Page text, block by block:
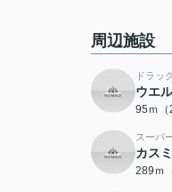
周辺施設
ドラッ
ウエ
95ｍ（
スーパ
カス
289ｍ